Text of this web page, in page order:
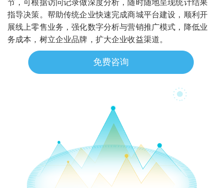
节，可根据访问记录做深度分析，随时随地呈现统计结果
指导决策。帮助传统企业快速完成商城平台建设，顺利开
展线上零售业务，强化数字分析与营销推广模式，降低业
务成本，树立企业品牌，扩大企业收益渠道。
免费咨询